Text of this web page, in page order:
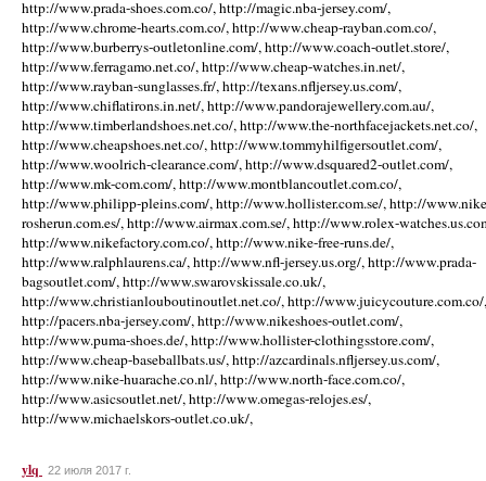
http://www.prada-shoes.com.co/, http://magic.nba-jersey.com/,
http://www.chrome-hearts.com.co/, http://www.cheap-rayban.com.co/,
http://www.burberrys-outletonline.com/, http://www.coach-outlet.store/,
http://www.ferragamo.net.co/, http://www.cheap-watches.in.net/,
http://www.rayban-sunglasses.fr/, http://texans.nfljersey.us.com/,
http://www.chiflatirons.in.net/, http://www.pandorajewellery.com.au/,
http://www.timberlandshoes.net.co/, http://www.the-northfacejackets.net.co/,
http://www.cheapshoes.net.co/, http://www.tommyhilfigersoutlet.com/,
http://www.woolrich-clearance.com/, http://www.dsquared2-outlet.com/,
http://www.mk-com.com/, http://www.montblancoutlet.com.co/,
http://www.philipp-pleins.com/, http://www.hollister.com.se/, http://
rosherun.com.es/, http://www.airmax.com.se/, http://www.rolex-
http://www.nikefactory.com.co/, http://www.nike-free-runs.de/,
http://www.ralphlaurens.ca/, http://www.nfl-jersey.us.org/, http://www.prada-
bagsoutlet.com/, http://www.swarovskissale.co.uk/,
http://www.christianlouboutinoutlet.net.co/, http://www.juicycouture.com.co/,
http://pacers.nba-jersey.com/, http://www.nikeshoes-outlet.com/,
http://www.puma-shoes.de/, http://www.hollister-clothingsstore.com/,
http://www.cheap-baseballbats.us/, http://azcardinals.nfljersey.us.com/,
http://www.nike-huarache.co.nl/, http://www.north-face.com.co/,
http://www.asicsoutlet.net/, http://www.omegas-relojes.es/,
http://www.michaelskors-outlet.co.uk/,
ylq 22 июля 2017 г.